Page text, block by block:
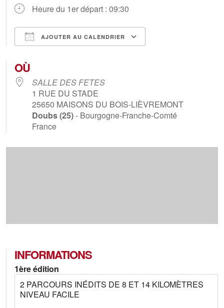
Heure du 1er départ : 09:30
AJOUTER AU CALENDRIER
OÙ
SALLE DES FETES
1 RUE DU STADE
25650 MAISONS DU BOIS-LIÈVREMONT
Doubs (25)- Bourgogne-Franche-Comté
France
INFORMATIONS
1ère édition
2 PARCOURS INÉDITS DE 8 ET 14 KILOMÈTRES
NIVEAU FACILE